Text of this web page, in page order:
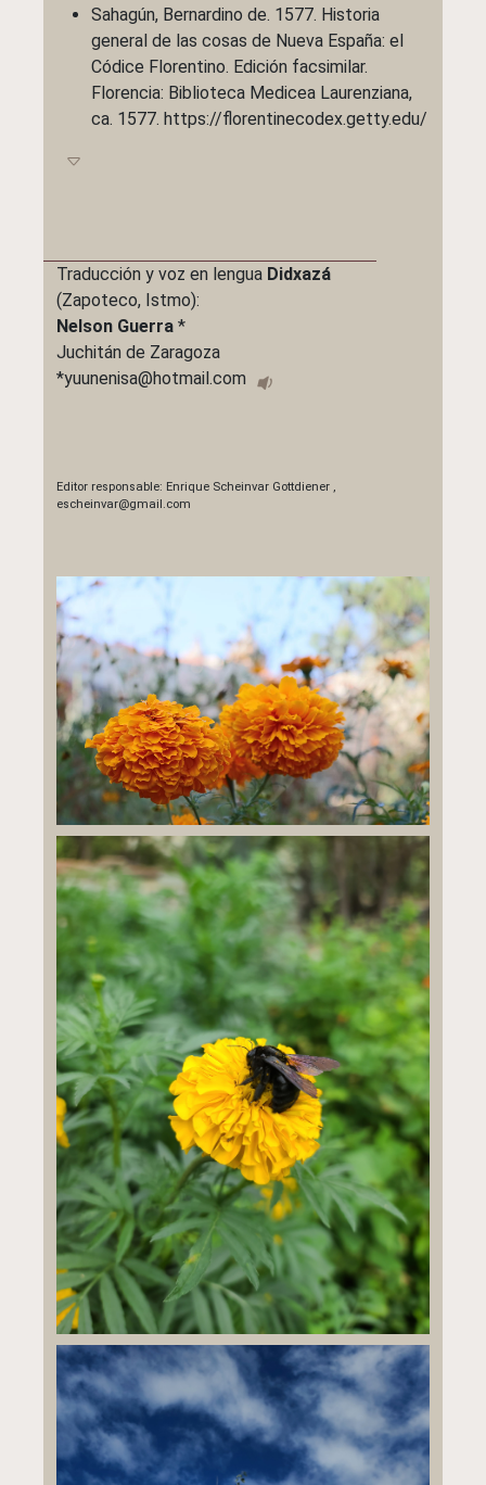
Sahagún, Bernardino de. 1577. Historia
general de las cosas de Nueva España: el
Códice Florentino. Edición facsimilar.
Florencia: Biblioteca Medicea Laurenziana,
ca. 1577. https://florentinecodex.getty.edu/
Traducción y voz en lengua Didxazá
(Zapoteco, Istmo):
Nelson Guerra *
Juchitán de Zaragoza
*yuunenisa@hotmail.com
Editor responsable: Enrique Scheinvar Gottdiener ,
escheinvar@gmail.com